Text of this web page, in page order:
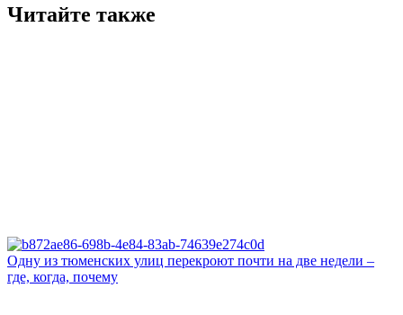
Читайте также
Одну из тюменских улиц перекроют почти на две недели –
где, когда, почему